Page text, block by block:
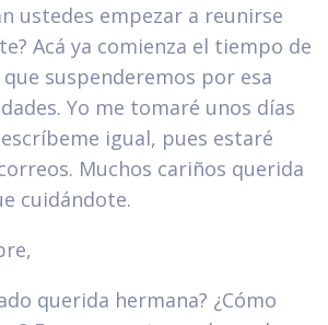
ustedes empezar a reunirse
Acá ya comienza el tiempo de
que suspenderemos por esa
Yo me tomaré unos días
igual, pues estaré
Muchos cariños querida
cuidándote.
querida hermana? ¿Cómo